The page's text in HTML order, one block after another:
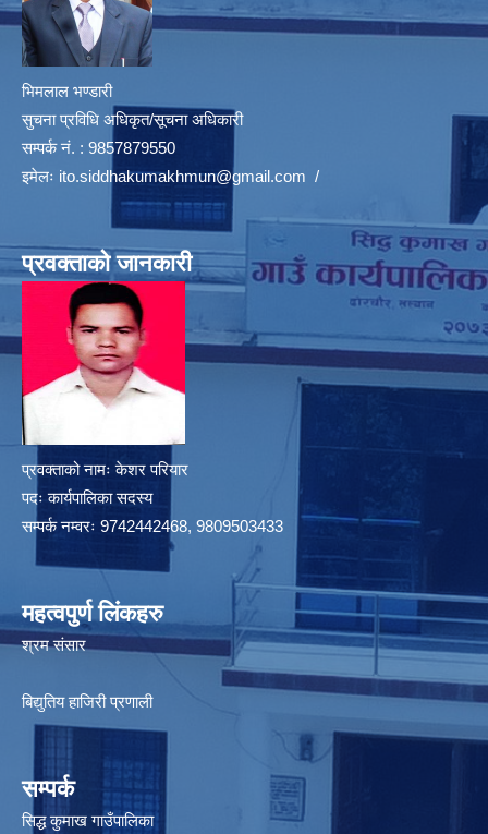
भिमलाल भण्डारी
सुचना प्रविधि अधिकृत/सूचना अधिकारी
सम्पर्क नं. : 9857879550
इमेलः ito.siddhakumakhmun@gmail.com /
प्रवक्ताको जानकारी
प्रवक्ताको नामः केशर परियार
पदः कार्यपालिका सदस्य
सम्पर्क नम्वरः 9742442468, 9809503433
महत्वपुर्ण लिंकहरु
श्रम संसार
बिद्युतिय हाजिरी प्रणाली
सम्पर्क
सिद्ध कुमाख गाउँपालिका